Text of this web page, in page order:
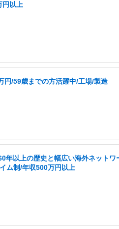
円以上
円/59歳までの方活躍中/工場/製造
年以上の歴史と幅広い海外ネット
ム制/年収500万円以上